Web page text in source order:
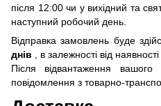
після 12:00 чи у вихідний та
наступний робочий день.
Відправка замовлень буде
днів , в залежності від
Після відвантаження
повідомлення з товарно-